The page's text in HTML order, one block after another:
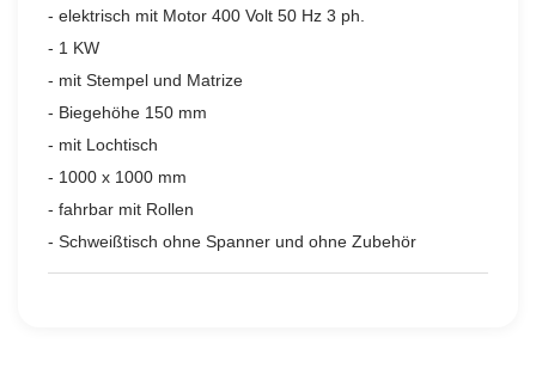
- elektrisch mit Motor 400 Volt 50 Hz 3 ph.
- 1 KW
- mit Stempel und Matrize
- Biegehöhe 150 mm
- mit Lochtisch
- 1000 x 1000 mm
- fahrbar mit Rollen
- Schweißtisch ohne Spanner und ohne Zubehör